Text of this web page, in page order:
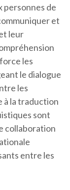
personnes de
et
leur
les
le dialogue
les
à la traduction
sont
collaboration
entre les